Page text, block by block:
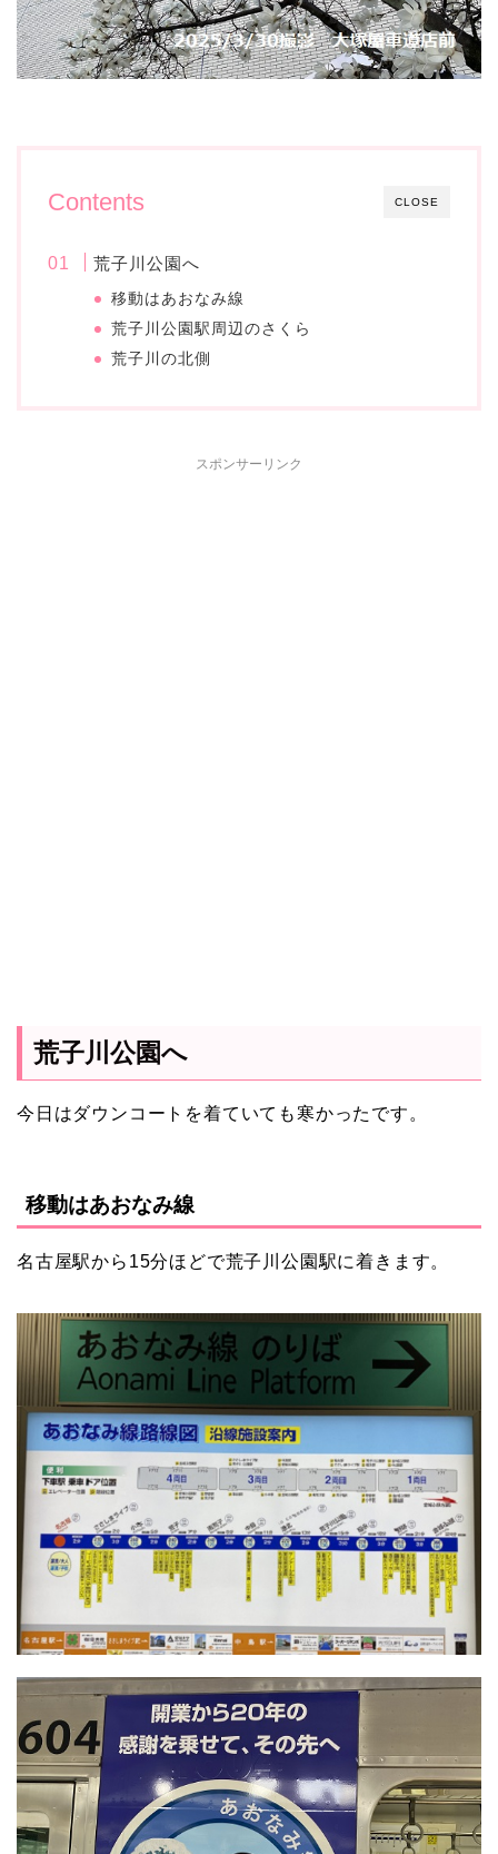
CLOSE
Contents
荒子川公園へ
移動はあおなみ線
荒子川公園駅周辺のさくら
荒子川の北側
スポンサーリンク
荒子川公園へ
今日はダウンコートを着ていても寒かったです。
移動はあおなみ線
名古屋駅から15分ほどで荒子川公園駅に着きます。